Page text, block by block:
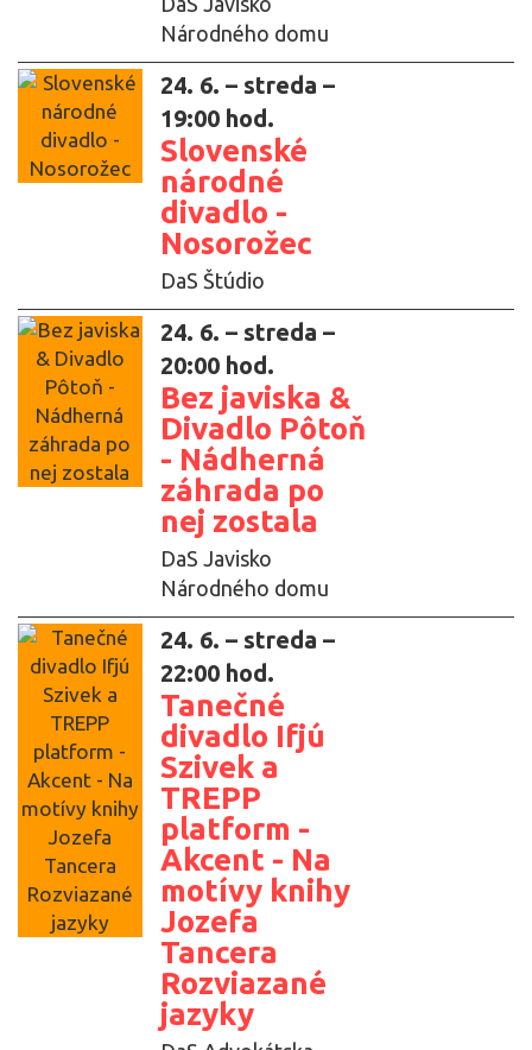
Národného domu
24. 6. – streda –
19:00 hod.
Slovenské
národné
divadlo -
Nosorožec
DaS Štúdio
24. 6. – streda –
20:00 hod.
Bez javiska &
Divadlo Pôtoň
- Nádherná
záhrada po
nej zostala
DaS Javisko
Národného domu
24. 6. – streda –
22:00 hod.
Tanečné
divadlo Ifjú
Szivek a
TREPP
platform -
Akcent - Na
motívy knihy
Jozefa
Tancera
Rozviazané
jazyky